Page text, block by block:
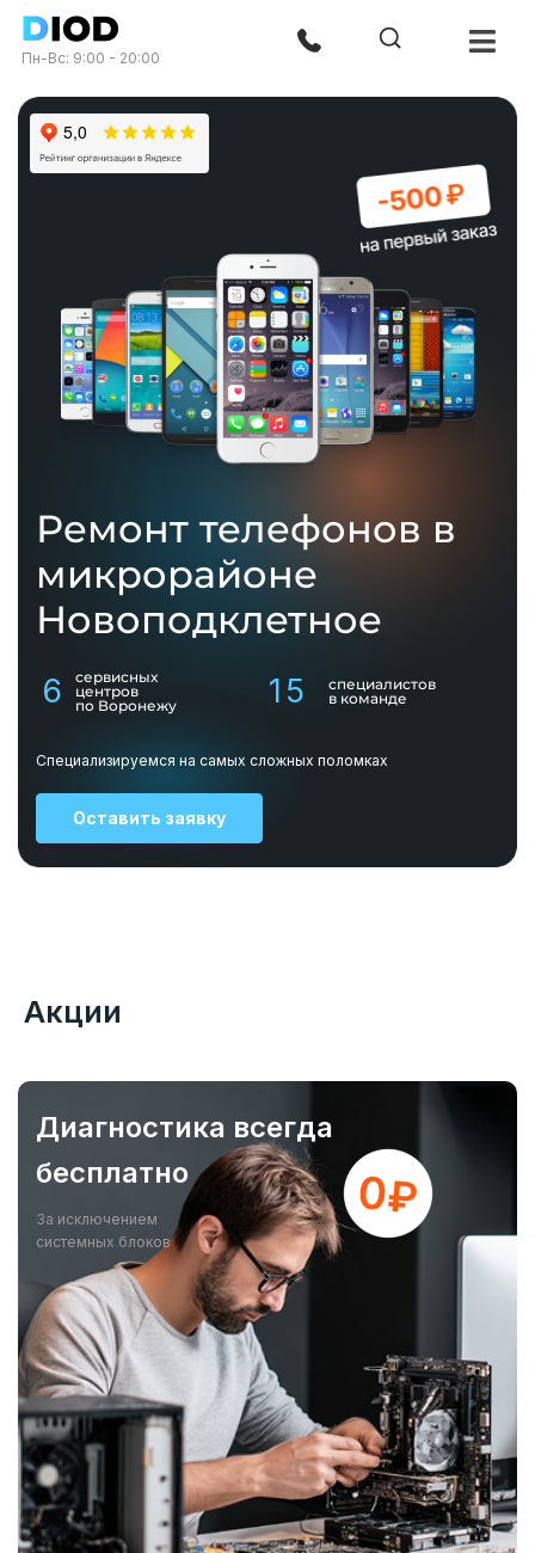
Пн-Вс: 9:00 - 20:00
Ремонт телефонов в
микрорайоне
Новоподклетное
6
сервисных
центров
по Воронежу
15
специалистов
в команде
Специализируемся на самых сложных поломках
Оставить заявку
Акции
Диагностика всегда
бесплатно
За исключением
системных блоков